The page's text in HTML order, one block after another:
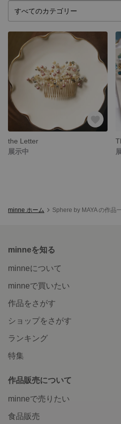
the Letter
展示中
minne ホーム Sphere by MAYA の作品
minneを知る
minneについて
minneで買いたい
作品をさがす
ショップをさがす
ランキング
特集
作品販売について
minneで売りたい
食品販売